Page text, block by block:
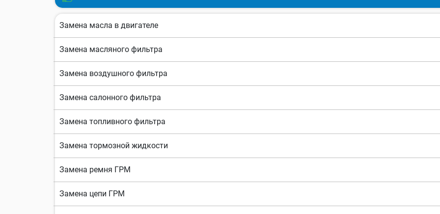
Замена масла в двигателе
Замена масляного фильтра
Замена воздушного фильтра
Замена салонного фильтра
Замена топливного фильтра
Замена тормозной жидкости
Замена ремня ГРМ
Замена цепи ГРМ